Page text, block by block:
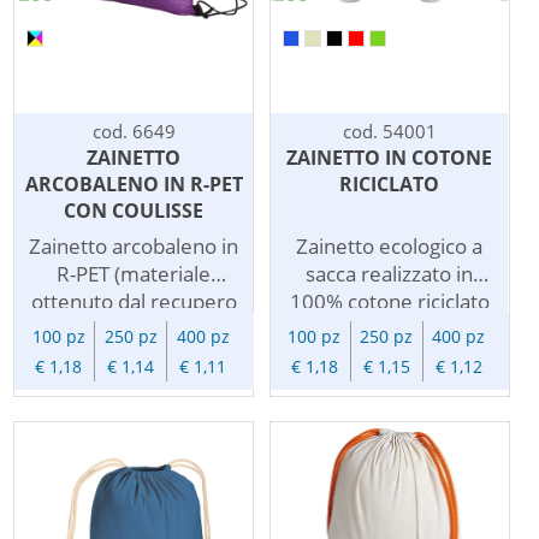
mostrera' il vostro
logo in grande stile in
cod. 6649
ZAINETTO
ARCOBALENO IN R-PET
CON COULISSE
Zainetto arcobaleno in
R-PET (materiale
ottenuto dal recupero
e riciclaggio di materie
plastiche).
Personalizzabile con
pubblicitario. I colori
dell'arcobaleno
rendono unico questo
100 pz 250 pz
400 pz
€ 1,18
€ 1,14 € 1,11
cod. 54001
ZAINETTO IN COTONE
RICICLATO
Zainetto ecologico a
sacca realizzato in
100% cotone riciclato
da gr.150/m2 con
chiusura a coulisse
tramite i cordoncini.
colori con effetto
melange. Pratico,
economico ed
ecologico,
100 pz 250 pz
400 pz
€ 1,18
€ 1,15 € 1,12